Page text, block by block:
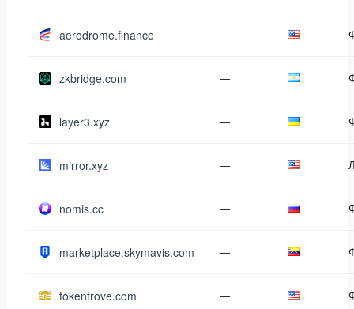
aerodrome.finance —
zkbridge.com —
layer3.xyz —
mirror.xyz —
nomis.cc —
marketplace.skymavis.com —
tokentrove.com —